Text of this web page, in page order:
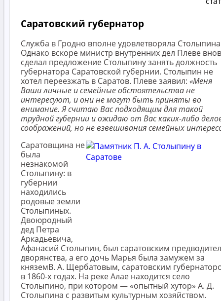
Саратовский губернатор
Служба в Гродно вполне удовлетворяла
Однако вскоре министр внутренних дел Плеве
сделал предложение Столыпину занять должность
губернатора Саратовской губернии. Столыпин не
хотел переезжать в Саратов. Плеве заявил: «Меня
Ваши личные и семейные обстоятельства не
интересуют, и они не могут быть приняты во
внимание. Я считаю Вас подходящим для такой
трудной губернии и ожидаю от Вас каких-либо
соображений, но не взвешивания семейных
Саратовщина не
была
незнакомой
Столыпину: в
губернии
находились
родовые земли
Столыпиных.
Двоюродный
дед Петра
Аркадьевича,
Афанасий Столыпин, был саратовским
дворянства, а его дочь Марья была замужем за
княземВ. А. Щербатовым, саратовским
в 1860-х годах. На реке Алае находится село
Столыпино, при котором — «опытный хутор» А. Д.
Столыпина с развитым культурным хозяйством.